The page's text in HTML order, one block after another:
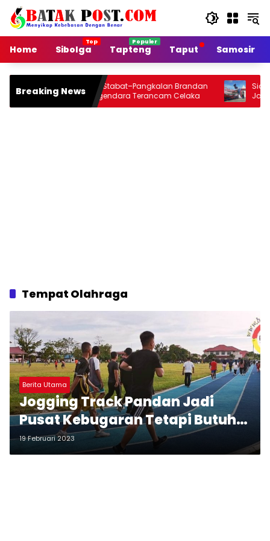
Langsung
konten
Home
Sibolga Tapteng Taput Samosir
Breaking News
Jalan Arteri Stabat–Pangkalan Brandan
Rusak, Pengendara Terancam Celaka
Siang Ini
Jou 2026 di
Malamnya
Tempat Olahraga
Berita Utama
Jogging Track Pandan Jadi
Pusat Kebugaran Tetapi Butuh
Pengawasan
19 Februari 2023